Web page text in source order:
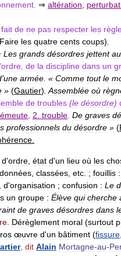
⇒ altération
fait de ne pas respecter les
Faire les quatre cents coups)
Les grands désordres jettent
'ordre de la discipline dans un
'une armée . « Comme tout le
» (Gautier) Assemblée où
de troubles (le désordre)
émeute 2 trouble De graves
professionnels du désordre » (
d'ordre état d'un lieu où les
classées etc . ; fouillis :
d'organisation ; confusion : Le
un groupe : Élève qui cherche
de graves désordres dans
Dérèglement moral (surtout
œuvre d'un bâtiment (fissure
, dit Alain Mortagne-au-